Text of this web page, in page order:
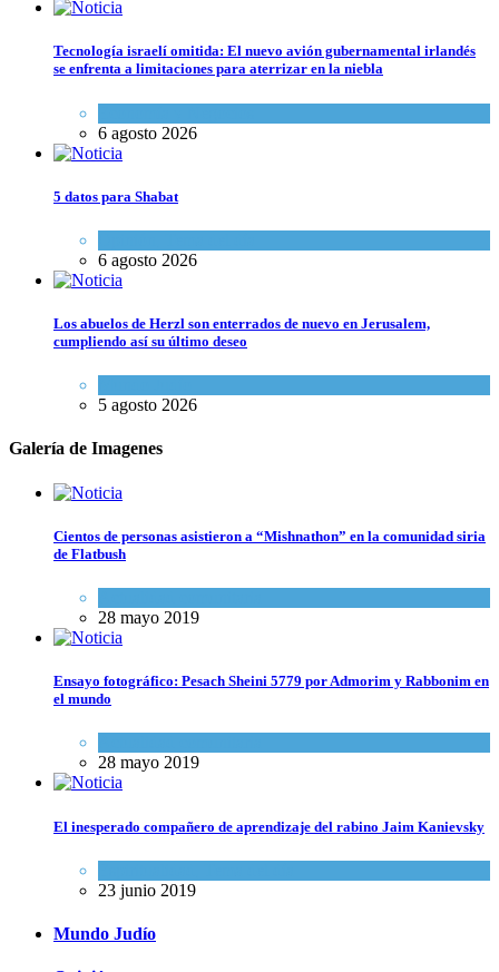
Tecnología israelí omitida: El nuevo avión gubernamental irlandés
se enfrenta a limitaciones para aterrizar en la niebla
6 agosto 2026
5 datos para Shabat
6 agosto 2026
Los abuelos de Herzl son enterrados de nuevo en Jerusalem,
cumpliendo así su último deseo
5 agosto 2026
Galería de Imagenes
Cientos de personas asistieron a “Mishnathon” en la comunidad siria
de Flatbush
28 mayo 2019
Ensayo fotográfico: Pesach Sheini 5779 por Admorim y Rabbonim en
el mundo
28 mayo 2019
El inesperado compañero de aprendizaje del rabino Jaim Kanievsky
23 junio 2019
Mundo Judío